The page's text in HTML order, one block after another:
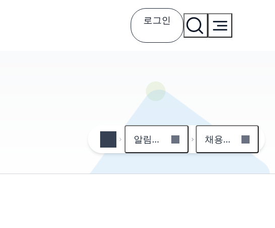
로그인
알림마당 채용정보